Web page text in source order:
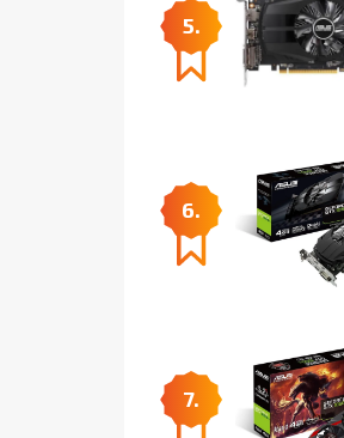
5.
6.
7.